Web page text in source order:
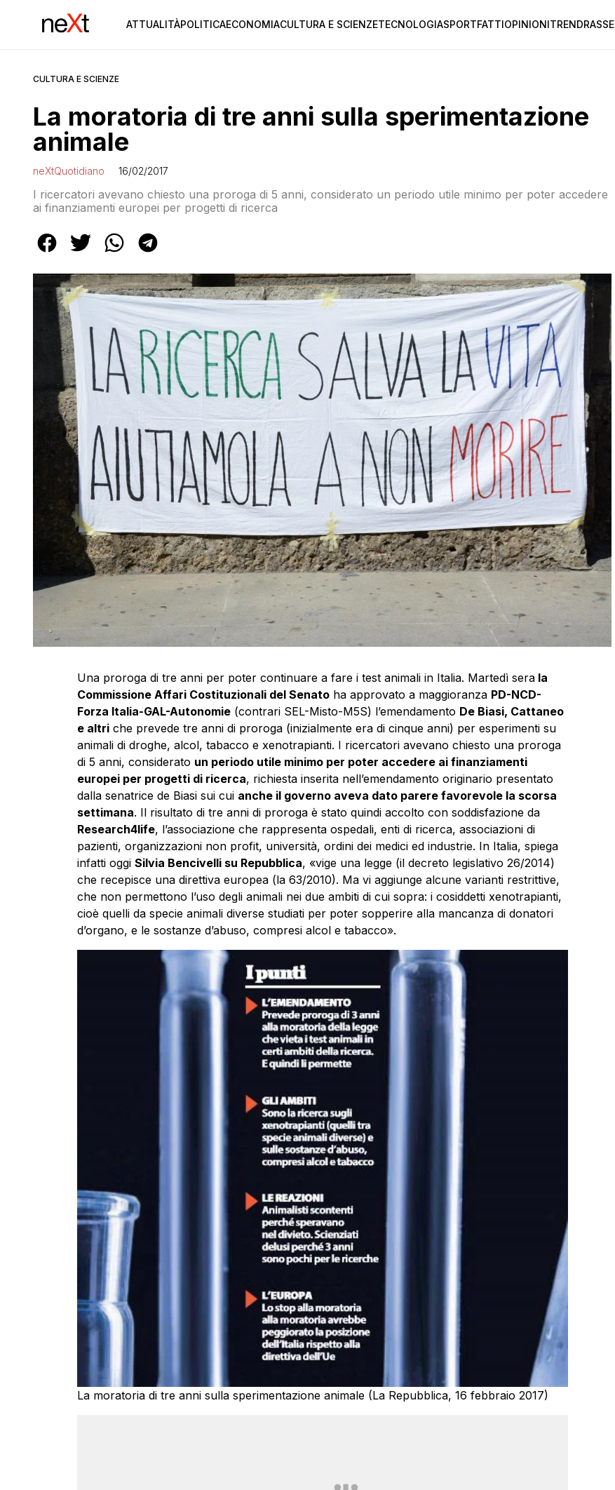
ATTUALITÀPOLITICAECONOMIACULTURA E SCIENZETECNOLOGIASPORTFATTIOPINIONITREND
CULTURA E SCIENZE
La moratoria di tre anni sulla sperimentazione
animale
neXtQuotidiano 16/02/2017
I ricercatori avevano chiesto una proroga di 5 anni, considerato un periodo utile minimo per poter accedere
ai finanziamenti europei per progetti di ricerca
Una proroga di tre anni per poter continuare a fare i test animali in Italia. Martedì serala
Commissione Affari Costituzionali del Senatoha approvato a maggioranza PD-NCD-
Forza Italia-GAL-Autonomie(contrari SEL-Misto-M5S) l’emendamento De Biasi, Cattaneo
e altriche prevede tre anni di proroga (inizialmente era di cinque anni) per esperimenti su
animali di droghe, alcol, tabacco e xenotrapianti. I ricercatori avevano chiesto una proroga
di 5 anni, considerato un periodo utile minimo per poter accedere ai finanziamenti
europei per progetti di ricerca, richiesta inserita nell’emendamento originario presentato
dalla senatrice de Biasi sui cui anche il governo aveva dato parere favorevole la scorsa
settimana. Il risultato di tre anni di proroga è stato quindi accolto con soddisfazione da
Research4life, l’associazione che rappresenta ospedali, enti di ricerca, associazioni di
pazienti, organizzazioni non profit, università, ordini dei medici ed industrie. In Italia, spiega
infatti oggi Silvia Bencivelli su Repubblica, «vige una legge (il decreto legislativo 26/2014)
che recepisce una direttiva europea (la 63/2010). Ma vi aggiunge alcune varianti restrittive,
che non permettono l’uso degli animali nei due ambiti di cui sopra: i cosiddetti xenotrapianti,
cioè quelli da specie animali diverse studiati per poter sopperire alla mancanza di donatori
d’organo, e le sostanze d’abuso, compresi alcol e tabacco».
La moratoria di tre anni sulla sperimentazione animale (La Repubblica, 16 febbraio 2017)